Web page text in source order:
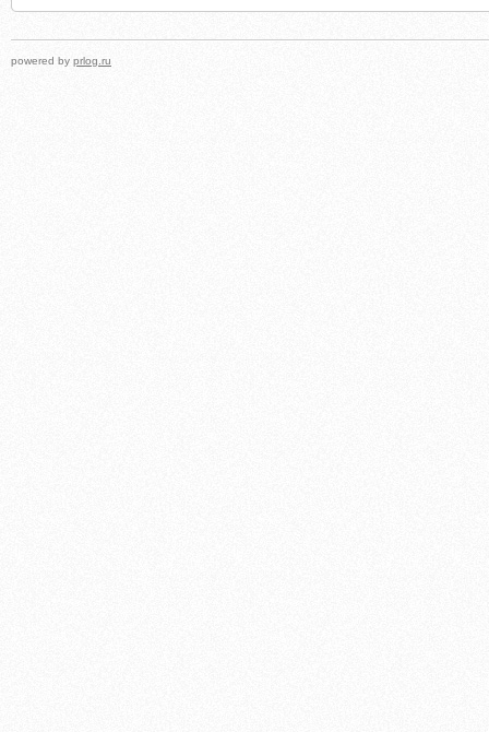
powered by prlog.ru